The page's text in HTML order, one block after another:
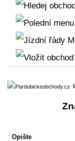
Opište